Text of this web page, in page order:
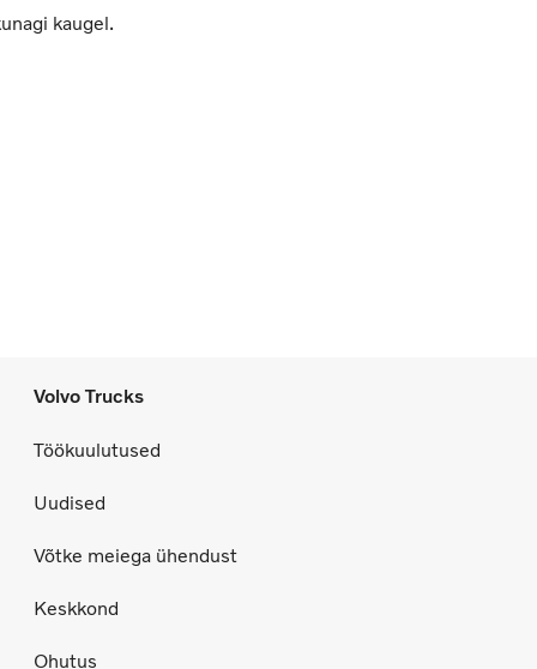
kaugel.
Volvo Trucks
Töökuulutused
Uudised
Võtke meiega ühendust
Keskkond
Ohutus